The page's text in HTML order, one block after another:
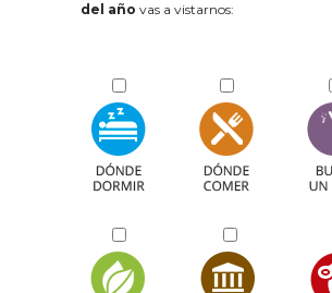
del año vas a vistarnos: